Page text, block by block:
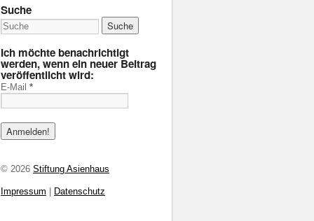
Suche
Ich möchte benachrichtigt
werden, wenn ein neuer Beitrag
veröffentlicht wird:
E-Mail *
© 2026 Stiftung Asienhaus
Impressum Datenschutz